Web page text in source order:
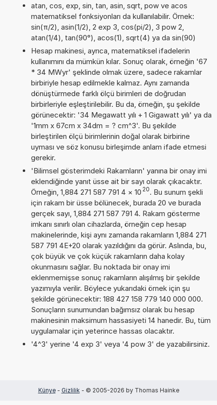
atan, cos, exp, sin, tan, asin, sqrt, pow ve acos
matematiksel fonksiyonları da kullanılabilir. Örnek:
sin(π/2), asin(1/2), 2 exp 3, cos(pi/2), 3 pow 2,
atan(1/4), tan(90°), acos(1), sqrt(4) ya da sin(90)
Hesap makinesi, ayrıca, matematiksel ifadelerin
kullanımını da mümkün kılar. Sonuç olarak, örneğin '67
* 34 MWyr' şeklinde olmak üzere, sadece rakamlar
birbiriyle hesap edilmekle kalmaz. Aynı zamanda
dönüştürmede farklı ölçü birimleri de doğrudan
birbirleriyle eşleştirilebilir. Bu da, örneğin, şu şekilde
görünecektir: '34 Megawatt yılı + 1 Gigawatt yılı' ya da
'1mm x 67cm x 34dm = ? cm^3'. Bu şekilde
birleştirilen ölçü birimlerinin doğal olarak birbirine
uyması ve söz konusu birleşimde anlam ifade etmesi
gerekir.
'Bilimsel gösterimdeki Rakamların' yanına bir onay imi
eklendiğinde yanıt üsse ait bir sayı olarak çıkacaktır.
Örneğin, 1,884 271 587 791 4 × 10 20. Bu sunum şekli
için rakam bir üsse bölünecek, burada 20 ve burada
gerçek sayı, 1,884 271 587 791 4. Rakam gösterme
imkanı sınırlı olan cihazlarda, örneğin cep hesap
makinelerinde, kişi aynı zamanda rakamların 1,884 271
587 791 4E+20 olarak yazıldığını da görür. Aslında, bu,
çok büyük ve çok küçük rakamların daha kolay
okunmasını sağlar. Bu noktada bir onay imi
eklenmemişse sonuç rakamların alışılmış bir şekilde
yazımıyla verilir. Böylece yukarıdaki örnek için şu
şekilde görünecektir: 188 427 158 779 140 000 000.
Sonuçların sunumundan bağımsız olarak bu hesap
makinesinin maksimum hassasiyeti 14 hanedir. Bu, tüm
uygulamalar için yeterince hassas olacaktır.
'4^3' yerine '4 exp 3' veya '4 pow 3' de yazabilirsiniz.
Künye- Gizlilik - © 2005-2026 by Thomas Hainke